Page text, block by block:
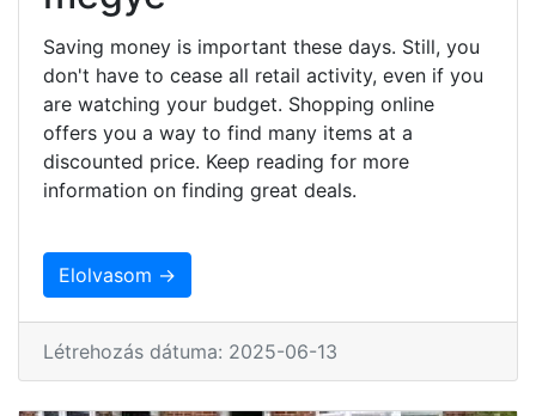
Saving money is important these days. Still, you
don't have to cease all retail activity, even if you
are watching your budget. Shopping online
offers you a way to find many items at a
discounted price. Keep reading for more
information on finding great deals.
Elolvasom →
Létrehozás dátuma: 2025-06-13